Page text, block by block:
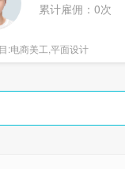
累计雇佣：0次
:电商美工,平面设计